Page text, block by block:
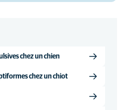
chez un chien
chez un chiot